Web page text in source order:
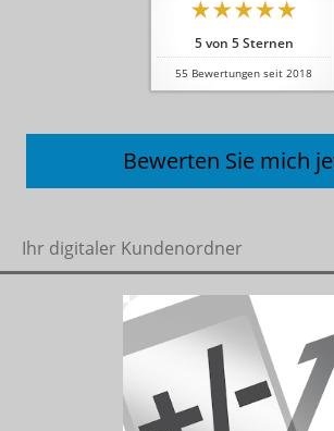
5von 5Sternen
55 Bewertungen seit 2018
Bewerten Sie mich
Ihr digitaler Kundenordner